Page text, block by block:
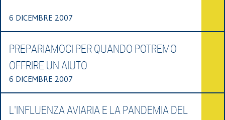
6 DICEMBRE 2007
PREPARIAMOCI PER QUANDO POTREMO
OFFRIRE UN AIUTO
6 DICEMBRE 2007
L'INFLUENZA AVIARIA E LA PANDEMIA DEL